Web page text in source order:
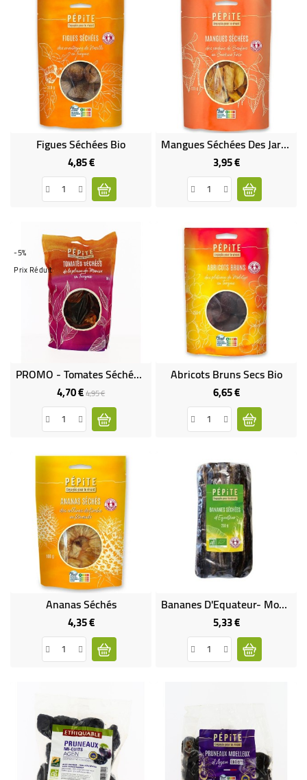
Figues Séchées Bio
4,85 €Prix
Mangues Séchées Des Jardins De Banfora Bio 125 G
3,95 €Prix
-5%
Prix Réduit
PROMO - Tomates Séchées Bio
4,70 €Prix
de
base
4,95 €Prix
Abricots Bruns Secs Bio
6,65 €Prix
Ananas Séchés
4,35 €Prix
Bananes D'Equateur- Moelleuses Bio
5,33 €Prix